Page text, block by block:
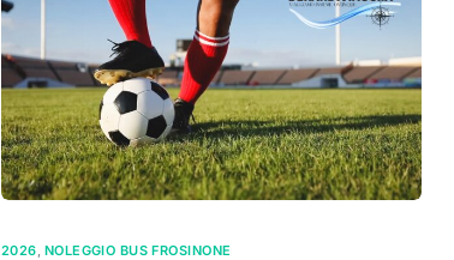
2026 NOLEGGIO BUS FROSINONE